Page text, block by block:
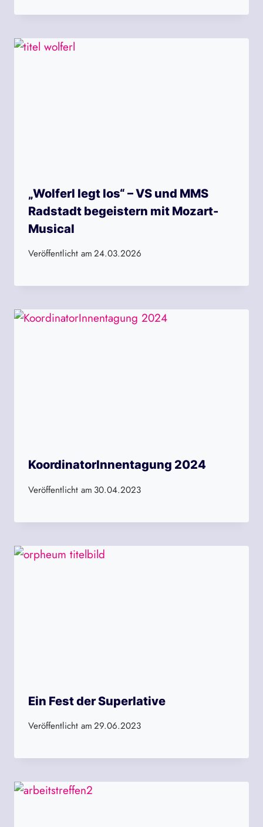
„Wolferl legt los“ – VS und MMS
Radstadt begeistern mit Mozart-
Musical
Veröffentlicht am24.03.2026
KoordinatorInnentagung 2024
Veröffentlicht am 30.04.2023
Ein Fest der Superlative
Veröffentlicht am29.06.2023